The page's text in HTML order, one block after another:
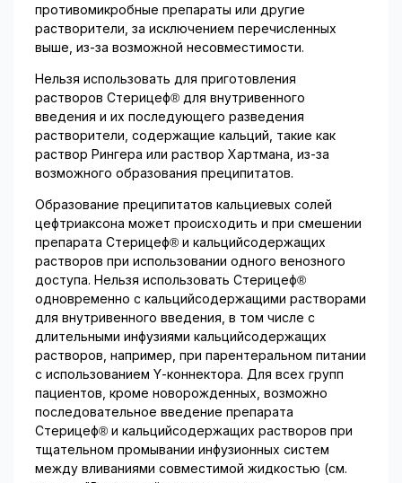
противомикробные препараты или другие
растворители, за исключением перечисленных
выше, из-за возможной несовместимости.
Нельзя использовать для приготовления
растворов Стерицеф® для внутривенного
введения и их последующего разведения
растворители, содержащие кальций, такие как
раствор Рингера или раствор Хартмана, из-за
возможного образования преципитатов.
Образование преципитатов кальциевых солей
цефтриаксона может происходить и при смешении
препарата Стерицеф® и кальцийсодержащих
растворов при использовании одного венозного
доступа. Нельзя использовать Стерицеф®
одновременно с кальцийсодержащими растворами
для внутривенного введения, в том числе с
длительными инфузиями кальцийсодержащих
растворов, например, при парентеральном питании
с использованием Y-коннектора. Для всех групп
пациентов, кроме новорожденных, возможно
последовательное введение препарата
Стерицеф® и кальцийсодержащих растворов при
тщательном промывании инфузионных систем
между вливаниями совместимой жидкостью (см.